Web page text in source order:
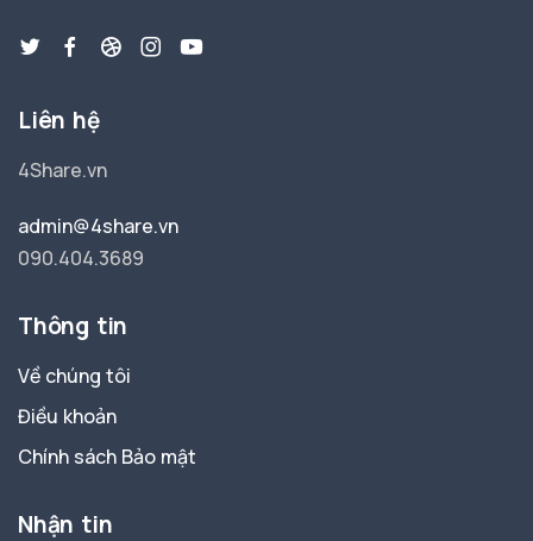
Liên hệ
4Share.vn
admin@4share.vn
090.404.3689
Thông tin
Về chúng tôi
Điều khoản
Chính sách Bảo mật
Nhận tin